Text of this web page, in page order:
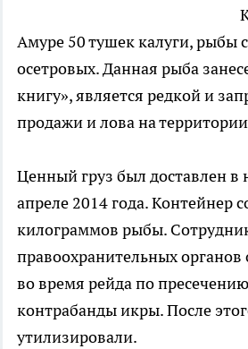
Амуре 50 тушек калуги, рыбы
осетровых. Данная рыба
книгу», является редкой и
продажи и лова на
Ценный груз был доставлен в
апреле 2014 года. Контейнер
килограммов рыбы.
правоохранительных органов
во время рейда по
контрабанды икры. После
утилизировали.